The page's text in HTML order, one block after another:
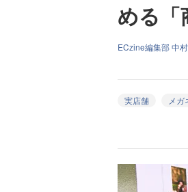
める「
ECzine編集部 中
実店舗 メガ